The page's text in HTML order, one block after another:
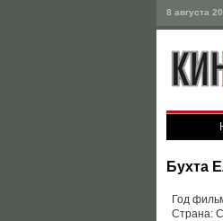
8 августа
Бухта
Год
Страна: